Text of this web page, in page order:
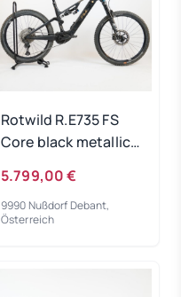
Rotwild R.E735 FS
Core black metallic
Gebrauchtrad
5.799,00 €
9990 Nußdorf Debant,
Österreich